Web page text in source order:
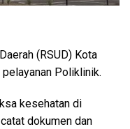
(RSUD) Kota
Poliklinik.
kesehatan di
dokumen dan